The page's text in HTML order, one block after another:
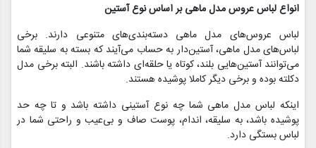
انواع لباس عروس مدل ماهی بر اساس نوع آستین
لباس عروس‌های مدل ماهی دسته‌بندی‌های متنوعی دارند. برخی
لباس‌های مدل ماهی، آستین‌‌دار به حساب می‌آیند که بسته به سلیقه شما
می‌توانند آستین‌هایی بلند، کوتاه یا حلقه‌ای داشته باشند. البته برخی مدل
دکلته بوده و برخی دیگر کاملا پوشیده هستند.
اینکه لباس مدل ماهی شما چه نوع آستینی داشته باشد و تا چه حد
پوشیده باشد، به سلیقه، اندام، پوست صاف و بی‌عیب و راحتی شما در
لباس بستگی دارد.